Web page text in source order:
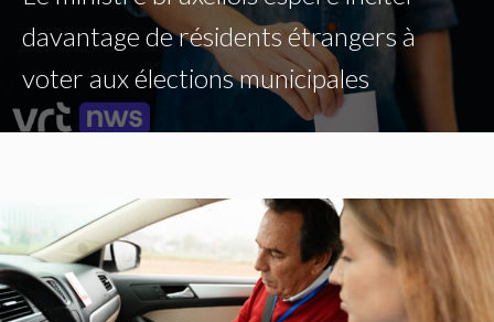
davantage de résidents étrangers à
voter aux élections municipales